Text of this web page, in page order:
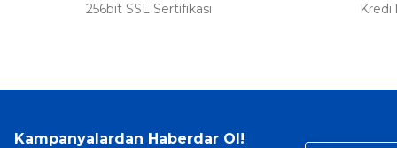
256bit SSL Sertifikası Kredi
Kampanyalardan Haberdar Ol!